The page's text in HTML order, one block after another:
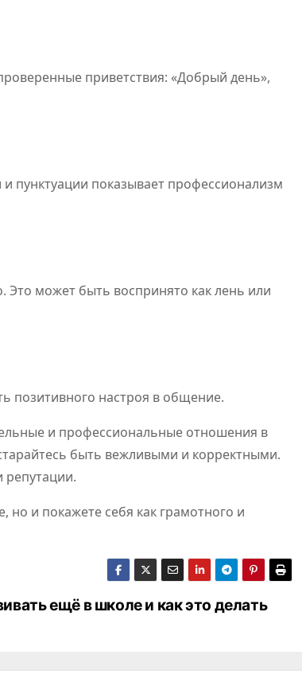
приветствия: «Добрый день»,
пунктуации показывает профессионализм
Это может быть воспринято как лень или
позитивного настроя в общение.
и профессиональные отношения в
быть вежливыми и корректными.
и покажете себя как грамотного и
ещё в школе и как это делать